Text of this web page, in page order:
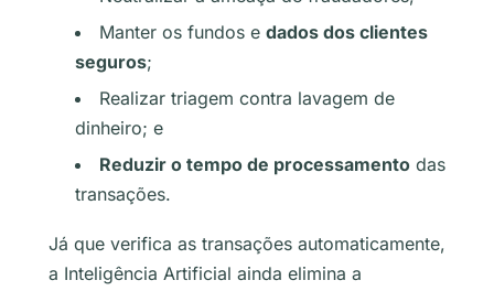
Manter os fundos e dados dos clientes
seguros;
Realizar triagem contra lavagem de
dinheiro; e
Reduzir o tempo de processamento das
transações.
Já que verifica as transações automaticamente,
a Inteligência Artificial ainda elimina a